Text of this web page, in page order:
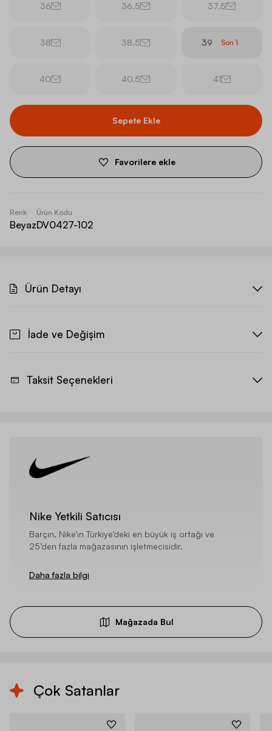
36 36.5 37.5
38 38.5 39 Son1
40 40.5 41
Sepete Ekle
Favorilere ekle
Renk
Beyaz
Ürün Kodu
DV0427-102
Ürün Detayı
İade ve Değişim
Taksit Seçenekleri
Nike Yetkili Satıcısı
Barçın, Nike’ın Türkiye’deki en büyük iş ortağı ve
25’den fazla mağazasının işletmecisidir.
Daha fazla bilgi
Mağazada Bul
Çok Satanlar